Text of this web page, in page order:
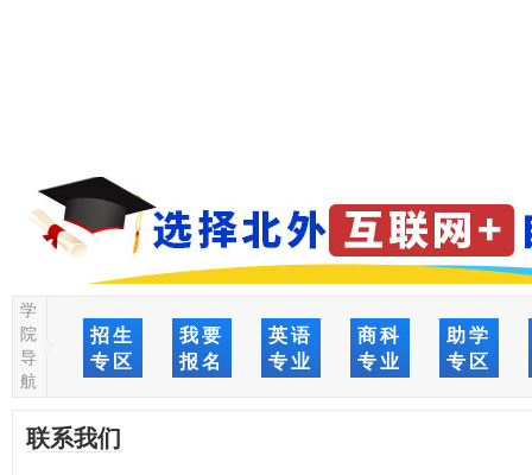
学
院
导
航
招生
专区
我要
报名
英语
专业
商科
专业
助学
专区
联系我们